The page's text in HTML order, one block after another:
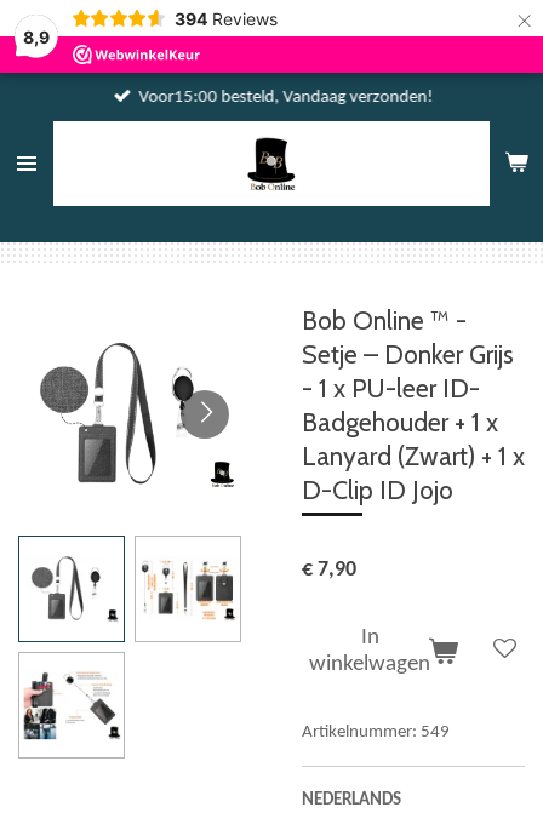
8,9
394 Reviews ×
Voor15:00 besteld, Vandaag verzonden!
Bob Online ™ -
Setje – Donker Grijs
- 1 x PU-leer ID-
Badgehouder + 1 x
Lanyard (Zwart) + 1 x
D-Clip ID Jojo
€ 7,90
In
winkelwagen
Artikelnummer: 549
NEDERLANDS